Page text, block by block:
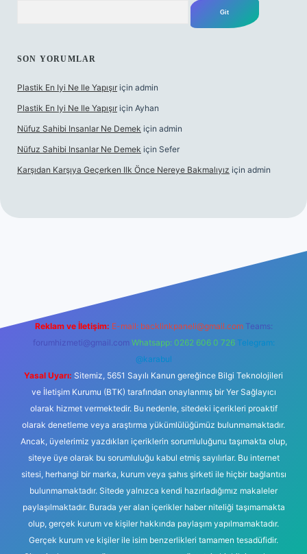
SON YORUMLAR
Plastik En Iyi Ne Ile Yapışır için admin
Plastik En Iyi Ne Ile Yapışır için Ayhan
Nüfuz Sahibi Insanlar Ne Demek için admin
Nüfuz Sahibi Insanlar Ne Demek için Sefer
Karşıdan Karşıya Geçerken Ilk Önce Nereye Bakmalıyız için admin
Reklam ve İletişim: E-mail: backlinkpaneli@gmail.com Teams:
forumhizmeti@gmail.com Whatsapp: 0262 606 0 726 Telegram:
@karabul
Yasal Uyarı: Sitemiz, 5651 Sayılı Kanun gereğince Bilgi Teknolojileri
ve İletişim Kurumu (BTK) tarafından onaylanmış bir Yer Sağlayıcı
olarak hizmet vermektedir. Bu nedenle, sitedeki içerikleri proaktif
olarak denetleme veya araştırma yükümlülüğümüz bulunmamaktadır.
Ancak, üyelerimiz yazdıkları içeriklerin sorumluluğunu taşımakta olup,
siteye üye olarak bu sorumluluğu kabul etmiş sayılırlar. Bu internet
sitesi, herhangi bir marka, kurum veya şahıs şirketi ile hiçbir bağlantısı
bulunmamaktadır. Sitede yalnızca kendi hazırladığımız makaleler
paylaşılmaktadır. Burada yer alan içerikler haber niteliği taşımamakta
olup, gerçek kurum ve kişiler hakkında paylaşım yapılmamaktadır.
Gerçek kurum ve kişiler ile isim benzerlikleri tamamen tesadüfidir.